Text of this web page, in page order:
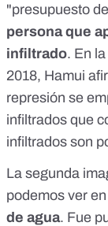
"presupuesto
persona que
infiltrado. En
2018, Hamui
represión se
infiltrados que
infiltrados son
La segunda
podemos ver
de agua. Fue